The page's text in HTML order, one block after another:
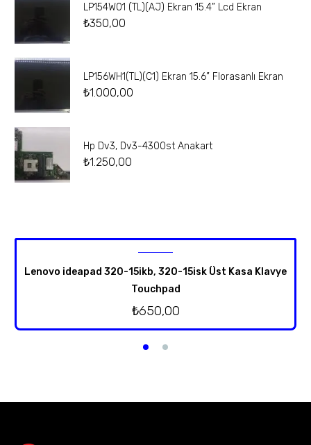
LP154W01 (TL)(AJ) Ekran 15.4” Lcd Ekran
₺350,00
LP156WH1(TL)(C1) Ekran 15.6” Florasanlı Ekran
₺1.000,00
Hp Dv3, Dv3-4300st Anakart
₺1.250,00
Lenovo ideapad 320-15ikb, 320-15isk Üst Kasa Klavye
Touchpad
₺650,00